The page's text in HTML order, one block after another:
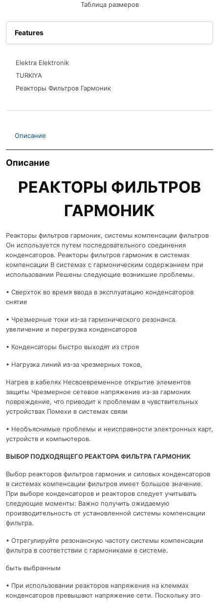
Таблица размеров
Features
Elektra Elektronik
TURKIYA
Реакторы Фильтров Гармоник
Описание
Описание
РЕАКТОРЫ ФИЛЬТРОВ
ГАРМОНИК
Реакторы фильтров гармоник, системы компенсации фильтров
Он используется путем последовательного соединения
конденсаторов. Реакторы фильтров гармоник в системах
компенсации В системах с гармоническим содержанием при
использовании Решены следующие возникшие проблемы.
• Сверхток во время ввода в эксплуатацию конденсаторов
снятие
• Чрезмерные токи из-за гармонического резонанса.
увеличение и перегрузка конденсаторов
• Конденсаторы быстро выходят из строя
• Нагрузка линий из-за чрезмерных токов,
Нагрев в кабелях Несвоевременное открытие элементов
защиты Чрезмерное сетевое напряжение из-за гармоник
повреждение, что приводит к проблемам в чувствительных
устройствах Помехи в системах связи
• Необъяснимые проблемы и неисправности электронных карт,
устройств и компьютеров.
ВЫБОР ПОДХОДЯЩЕГО РЕАКТОРА ФИЛЬТРА ГАРМОНИК
Выбор реакторов фильтров гармоник и силовых конденсаторов
в системах компенсации фильтров имеет большое значение.
При выборе конденсаторов и реакторов следует учитывать
следующие моменты: Важно получить ожидаемую
производительность от установленной системы компенсации
фильтра.
• Отрегулируйте резонансную частоту системы компенсации
фильтра в соответствии с гармониками в системе.
быть выбранным
• При использовании реакторов напряжения на клеммах
конденсаторов превышают напряжение сети. Поскольку это